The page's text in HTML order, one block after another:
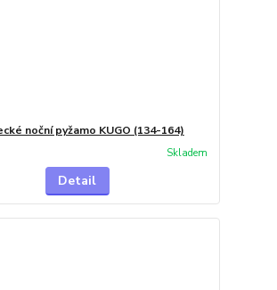
noční pyžamo KUGO (134-164)
Skladem
Detail